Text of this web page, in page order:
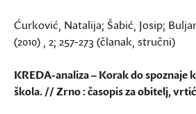
Ćurković, Natalija; Šabić, Josip;
(2010) , 2; 257-273 (članak, stručni)
KREDA-analiza – Korak do spoznaje
škola. // Zrno : časopis za obitelj,